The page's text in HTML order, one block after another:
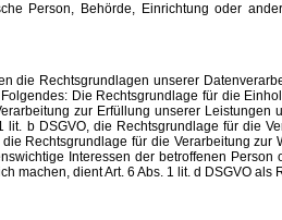
Person, Behörde, Einrichtung oder
die Rechtsgrundlagen unserer
Die Rechtsgrundlage für die
zur Erfüllung unserer Leistungen
lit. b DSGVO, die Rechtsgrundlage für die
Rechtsgrundlage für die Verarbeitung
Interessen der betroffenen
machen, dient Art. 6 Abs. 1 lit. d DSGVO als